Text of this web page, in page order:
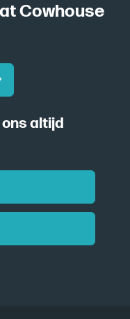
Cowhouse
altijd